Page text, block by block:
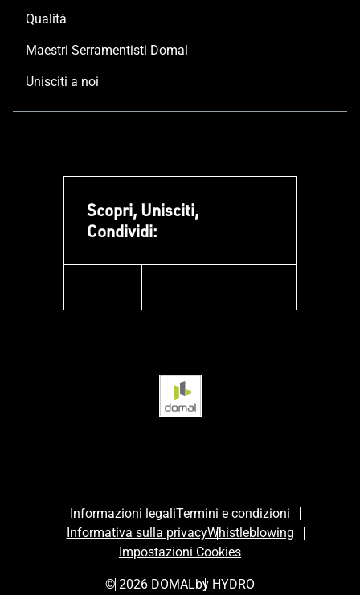
Qualità
Maestri Serramentisti Domal
Unisciti a noi
Scopri, Unisciti,
Condividi:
Informazioni legaliTermini e condizioni
Informativa sulla privacyWhistleblowing
Impostazioni Cookies
© 2026 DOMALby HYDRO